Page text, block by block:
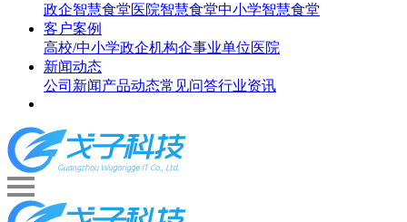
政企智慧食堂医院智慧食堂中小学智慧食堂
客户案例
高校/中小学政企机构企事业单位医院
新闻动态
公司新闻产品动态常见问答行业资讯